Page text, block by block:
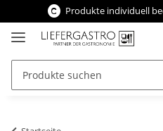
Produkte individuell